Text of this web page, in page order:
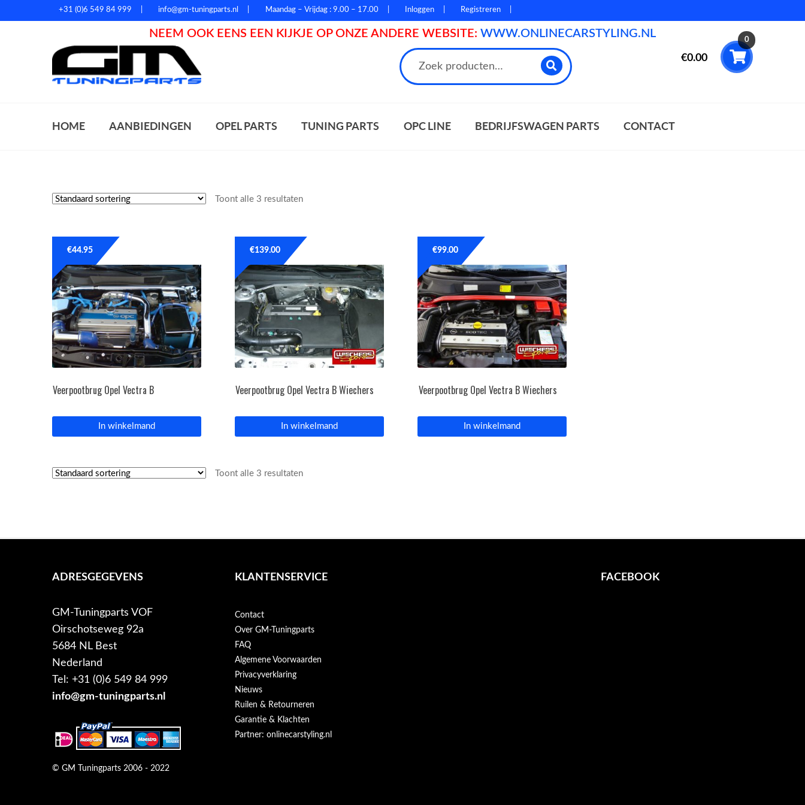
+31 (0)6 549 84 999 info@gm-tuningparts.nl Maandag – Vrijdag : 9.00 – 17.00 Inloggen Registreren
NEEM OOK EENS EEN KIJKJE OP ONZE ANDERE WEBSITE: WWW.ONLINECARSTYLING.NL
€0.00
0
HOME AANBIEDINGEN OPEL PARTS TUNING PARTS OPC LINE BEDRIJFSWAGEN PARTS CONTACT
Toont alle 3 resultaten
Veerpootbrug Opel Vectra B
€44.95
In winkelmand
Veerpootbrug Opel Vectra B Wiechers
€139.00
In winkelmand
Veerpootbrug Opel Vectra B Wiechers
€99.00
In winkelmand
Toont alle 3 resultaten
ADRESGEGEVENS
GM-Tuningparts VOF
Oirschotseweg 92a
5684 NL Best
Nederland
Tel: +31 (0)6 549 84 999
info@gm-tuningparts.nl
KLANTENSERVICE
Contact
Over GM-Tuningparts
FAQ
Algemene Voorwaarden
Privacyverklaring
Nieuws
Ruilen & Retourneren
Garantie & Klachten
Partner: onlinecarstyling.nl
FACEBOOK
© GM Tuningparts 2006 - 2022